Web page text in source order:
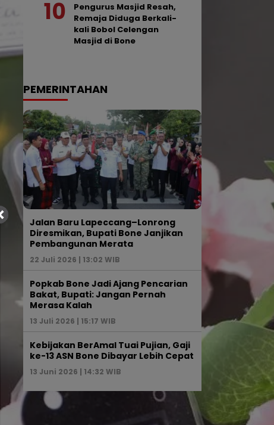
Pengurus Masjid Resah,
Remaja Diduga Berkali-
kali Bobol Celengan
Masjid di Bone
PEMERINTAHAN
Jalan Baru Lapeccang–Lonrong
Diresmikan, Bupati Bone Janjikan
Pembangunan Merata
22 Juli 2026 | 13:02 WIB
Popkab Bone Jadi Ajang Pencarian
Bakat, Bupati: Jangan Pernah
Merasa Kalah
13 Juli 2026 | 15:17 WIB
Kebijakan BerAmal Tuai Pujian, Gaji
ke-13 ASN Bone Dibayar Lebih Cepat
13 Juni 2026 | 14:32 WIB